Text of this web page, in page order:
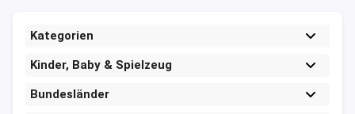
Kategorien
Kinder, Baby & Spielzeug
Bundesländer